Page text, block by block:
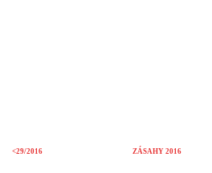
<29/2016 ZÁSAHY 2016